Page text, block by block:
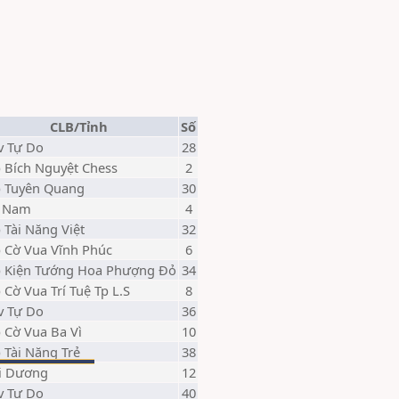
CLB/Tỉnh
Số
Tự Do
28
Bích Nguyệt Chess
2
Tuyên Quang
30
4
Tài Năng Việt
32
Cờ Vua Vĩnh Phúc
6
Kiện Tướng Hoa Phượng Đỏ 34
Cờ Vua Trí Tuệ Tp L.S
8
Tự Do
36
Cờ Vua Ba Vì
10
Tài Năng Trẻ
38
Dương
12
Tự Do 40